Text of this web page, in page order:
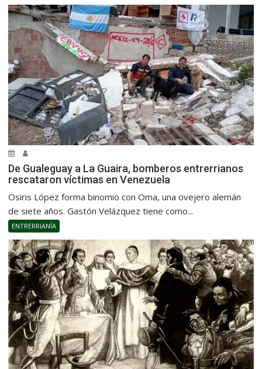
De Gualeguay a La Guaira, bomberos entrerrianos
rescataron víctimas en Venezuela
Osiris López forma binomio con Oma, una ovejero alemán
de siete años. Gastón Velázquez tiene como...
ENTRERRIANÍA